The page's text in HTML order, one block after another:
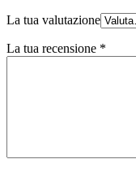
La tua valutazione
La tua recensione *